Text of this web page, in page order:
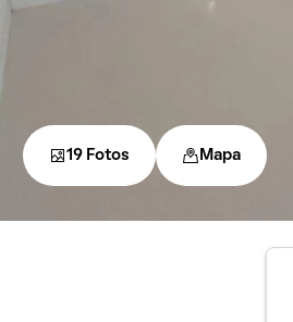
19 Fotos Mapa